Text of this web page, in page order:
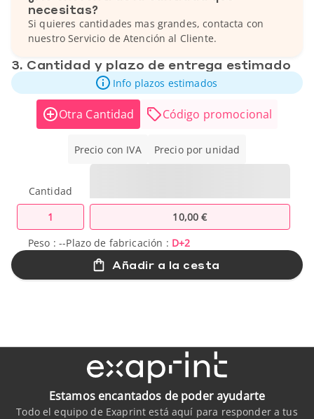
necesitas?
Si quieres cantidades mas grandes, contacta con
nuestro Servicio de Atención al Cliente.
3. Cantidad y plazo de entrega estimado
Info plazos estimados
Otra Cantidad Código promocional
Precio con IVA Precio por unidad
Cantidad
1
10,00 €
Peso :--Plazo de fabricación : D+2
Añadir a la cesta
Estamos encantados de poder ayudarte
Todo el equipo de Exaprint está aquí para responder a tus